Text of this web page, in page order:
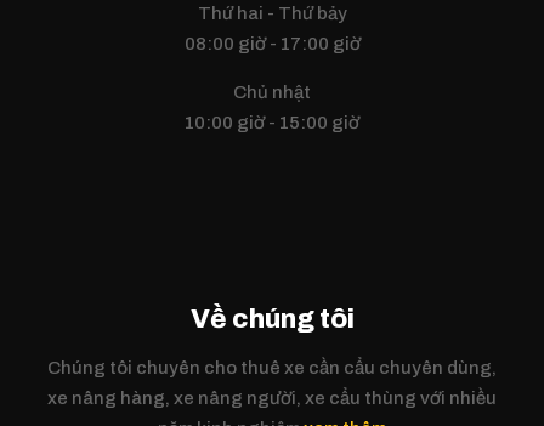
Thứ hai - Thứ bảy
08:00 giờ - 17:00 giờ
Chủ nhật
10:00 giờ - 15:00 giờ
Về chúng tôi
Chúng tôi chuyên cho thuê xe cần cẩu chuyên dùng,
xe nâng hàng, xe nâng người, xe cẩu thùng với nhiều